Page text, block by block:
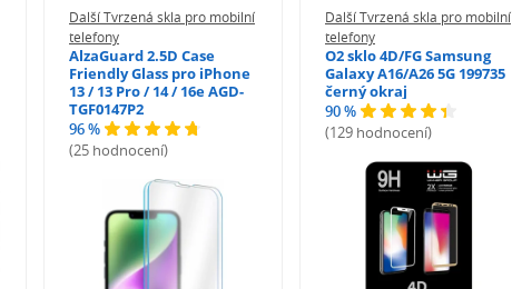
Další Tvrzená skla pro mobilní
telefony
AlzaGuard 2.5D Case
Friendly Glass pro iPhone
13 / 13 Pro / 14 / 16e AGD-
TGF0147P2
96 %
(25 hodnocení)
Další Tvrzená skla pro mobilní
telefony
O2 sklo 4D/FG Samsung
Galaxy A16/A26 5G 199735
černý okraj
90 %
(129 hodnocení)